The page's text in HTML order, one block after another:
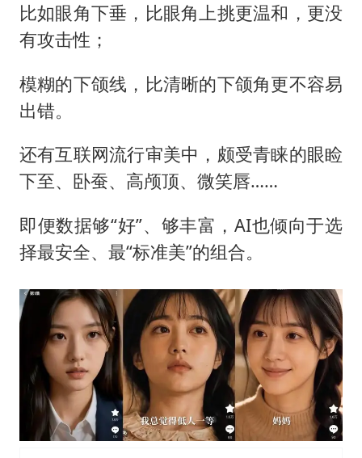
比如眼角下垂，比眼角上挑更温和，更没
有攻击性；
模糊的下颌线，比清晰的下颌角更不容易
出错。
还有互联网流行审美中，颇受青睐的眼睑
下至、卧蚕、高颅顶、微笑唇……
即便数据够“好”、够丰富，AI也倾向于选
择最安全、最“标准美”的组合。